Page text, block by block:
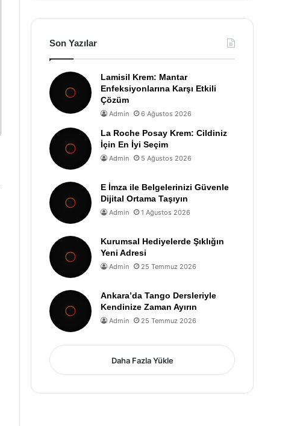
Son Yazılar
Lamisil Krem: Mantar
Enfeksiyonlarına Karşı Etkili
Çözüm
Admin 6 Ağustos 2026
La Roche Posay Krem: Cildiniz
İçin En İyi Seçim
Admin 5 Ağustos 2026
E İmza ile Belgelerinizi Güvenle
Dijital Ortama Taşıyın
Admin 1 Ağustos 2026
Kurumsal Hediyelerde Şıklığın
Yeni Adresi
Admin 25 Temmuz 2026
Ankara’da Tango Dersleriyle
Kendinize Zaman Ayırın
Admin 25 Temmuz 2026
Daha Fazla Yükle